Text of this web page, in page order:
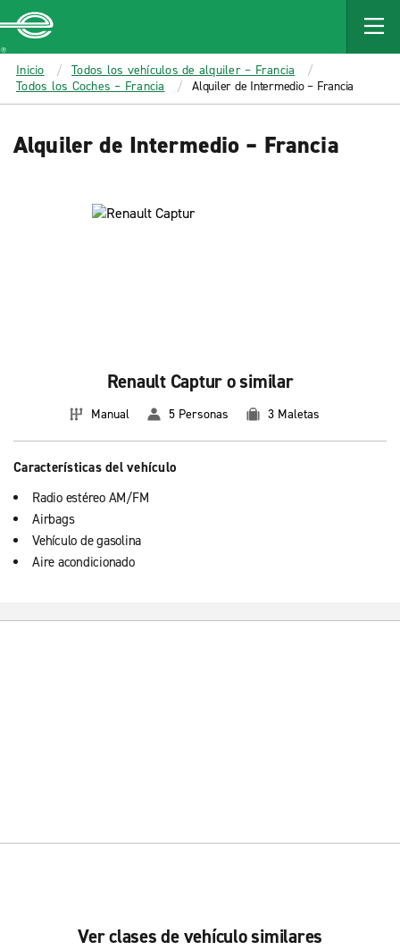
MAIN
CONTENT
Enterprise
Inicio
Todos los vehículos de alquiler – Francia
Todos los Coches – Francia
Alquiler de Intermedio – Francia
Alquiler de Intermedio – Francia
Renault Captur o similar
Manual 5 Personas 3 Maletas
Características del vehículo
Radio estéreo AM/FM
Airbags
Vehículo de gasolina
Aire acondicionado
Ver clases de vehículo similares